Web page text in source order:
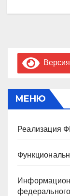
МЕНЮ
Реализация